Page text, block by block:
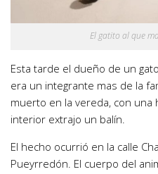
El gatito al que
Esta tarde el dueño de un
era un integrante mas de la
muerto en la vereda, con una
interior extrajo un balín.
El hecho ocurrió en la calle
Pueyrredón. El cuerpo del